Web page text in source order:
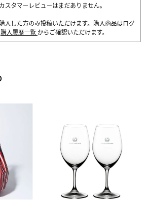
スタマーレビューはまだありません。
入した方のみ投稿いただけます。購入商品はログ
購入履歴一覧 からご確認いただけます。